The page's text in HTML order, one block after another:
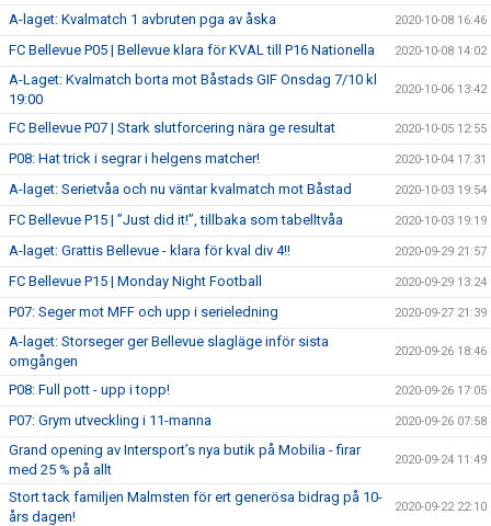
A-laget: Kvalmatch 1 avbruten pga av åska 2020-10-08 16:46
FC Bellevue P05 | Bellevue klara för KVAL till P16 Nationella 2020-10-08 14:02
A-Laget: Kvalmatch borta mot Båstads GIF Onsdag 7/10 kl
19:00
2020-10-06 13:42
FC Bellevue P07 | Stark slutforcering nära ge resultat 2020-10-05 12:55
P08: Hat trick i segrar i helgens matcher! 2020-10-04 17:31
A-laget: Serietvåa och nu väntar kvalmatch mot Båstad 2020-10-03 19:54
FC Bellevue P15 | ”Just did it!”, tillbaka som tabelltvåa 2020-10-03 19:19
A-laget: Grattis Bellevue - klara för kval div 4!! 2020-09-29 21:57
FC Bellevue P15 | Monday Night Football 2020-09-29 13:24
P07: Seger mot MFF och upp i serieledning 2020-09-27 21:39
A-laget: Storseger ger Bellevue slagläge inför sista
omgången
2020-09-26 18:46
P08: Full pott - upp i topp! 2020-09-26 17:05
P07: Grym utveckling i 11-manna 2020-09-26 07:58
Grand opening av Intersport’s nya butik på Mobilia - firar
med 25 % på allt
2020-09-24 11:49
Stort tack familjen Malmsten för ert generösa bidrag på 10-
års dagen!
2020-09-22 22:10